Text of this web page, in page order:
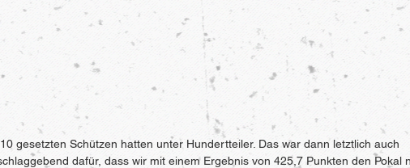
gesetzten Schützen hatten unter Hundertteiler. Das war dann letztlich auch
dafür, dass wir mit einem Ergebnis von 425,7 Punkten den Pokal